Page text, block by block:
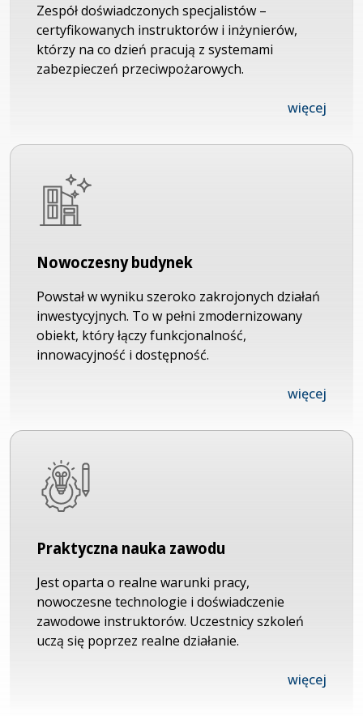
Zespół doświadczonych specjalistów –
certyfikowanych instruktorów i inżynierów,
którzy na co dzień pracują z systemami
zabezpieczeń przeciwpożarowych.
więcej
Nowoczesny budynek
Powstał w wyniku szeroko zakrojonych działań
inwestycyjnych. To w pełni zmodernizowany
obiekt, który łączy funkcjonalność,
innowacyjność i dostępność.
więcej
Praktyczna nauka zawodu
Jest oparta o realne warunki pracy,
nowoczesne technologie i doświadczenie
zawodowe instruktorów. Uczestnicy szkoleń
uczą się poprzez realne działanie.
więcej